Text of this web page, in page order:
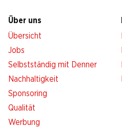
Über uns
Übersicht
Jobs
Selbstständig mit Denner
Nachhaltigkeit
Sponsoring
Qualität
Werbung